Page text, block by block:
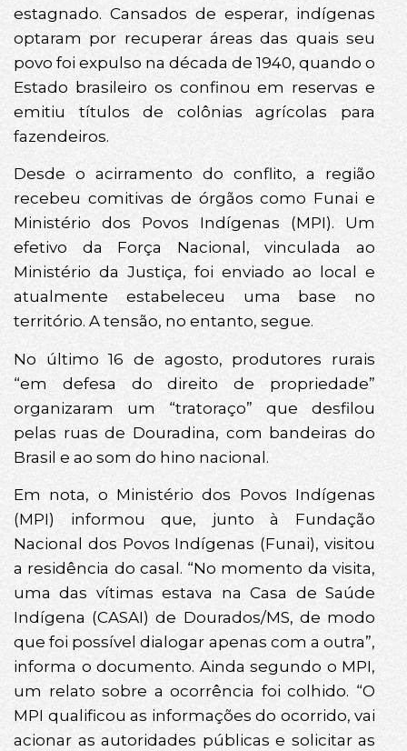
estagnado. Cansados de esperar, indígenas
optaram por recuperar áreas das quais seu
povo foi expulso na década de 1940, quando o
Estado brasileiro os confinou em reservas e
emitiu títulos de colônias agrícolas para
fazendeiros.
Desde o acirramento do conflito, a região
recebeu comitivas de órgãos como Funai e
Ministério dos Povos Indígenas (MPI). Um
efetivo da Força Nacional, vinculada ao
Ministério da Justiça, foi enviado ao local e
atualmente estabeleceu uma base no
território. A tensão, no entanto, segue.
No último 16 de agosto, produtores rurais
“em defesa do direito de propriedade”
organizaram um “tratoraço” que desfilou
pelas ruas de Douradina, com bandeiras do
Brasil e ao som do hino nacional.
Em nota, o Ministério dos Povos Indígenas
(MPI) informou que, junto à Fundação
Nacional dos Povos Indígenas (Funai), visitou
a residência do casal. “No momento da visita,
uma das vítimas estava na Casa de Saúde
Indígena (CASAI) de Dourados/MS, de modo
que foi possível dialogar apenas com a outra”,
informa o documento. Ainda segundo o MPI,
um relato sobre a ocorrência foi colhido. “O
MPI qualificou as informações do ocorrido, vai
acionar as autoridades públicas e solicitar as